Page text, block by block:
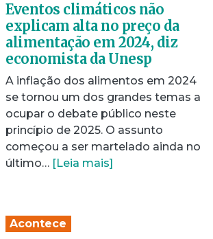
Eventos climáticos não
explicam alta no preço da
alimentação em 2024, diz
economista da Unesp
A inflação dos alimentos em 2024
se tornou um dos grandes temas a
ocupar o debate público neste
princípio de 2025. O assunto
começou a ser martelado ainda no
último… [Leia mais]
Acontece